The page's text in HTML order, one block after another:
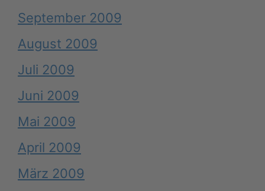
September 2009
August 2009
Juli 2009
Juni 2009
Mai 2009
April 2009
März 2009